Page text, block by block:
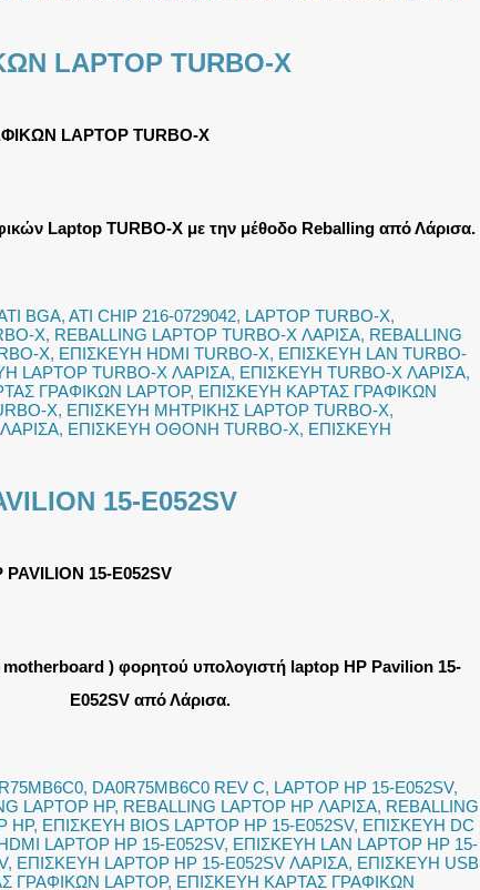
LAPTOP TURBO-X
LAPTOP TURBO-X
Laptop TURBO-X με την μέθοδο Reballing από Λάρισα.
BGA, ATI CHIP 216-0729042, LAPTOP TURBO-X,
X, REBALLING LAPTOP TURBO-X ΛΑΡΙΣΑ, REBALLING
X, ΕΠΙΣΚΕΥΗ HDMI TURBO-X, ΕΠΙΣΚΕΥΗ LAN TURBO-
LAPTOP TURBO-X ΛΑΡΙΣΑ, ΕΠΙΣΚΕΥΗ TURBO-X ΛΑΡΙΣΑ,
ΓΡΑΦΙΚΩΝ LAPTOP, ΕΠΙΣΚΕΥΗ ΚΑΡΤΑΣ ΓΡΑΦΙΚΩΝ
X, ΕΠΙΣΚΕΥΗ ΜΗΤΡΙΚΗΣ LAPTOP TURBO-X,
, ΕΠΙΣΚΕΥΗ ΟΘΟΝΗ TURBO-X, ΕΠΙΣΚΕΥΗ
15-E052SV
15-E052SV
motherboard ) φορητού υπολογιστή laptop HP Pavilion 15-
E052SV από Λάρισα.
, DA0R75MB6C0 REV C, LAPTOP HP 15-E052SV,
LAPTOP HP, REBALLING LAPTOP HP ΛΑΡΙΣΑ, REBALLING
HP, ΕΠΙΣΚΕΥΗ BIOS LAPTOP HP 15-E052SV, ΕΠΙΣΚΕΥΗ DC
LAPTOP HP 15-E052SV, ΕΠΙΣΚΕΥΗ LAN LAPTOP HP 15-
, ΕΠΙΣΚΕΥΗ LAPTOP HP 15-E052SV ΛΑΡΙΣΑ, ΕΠΙΣΚΕΥΗ USB
ΓΡΑΦΙΚΩΝ LAPTOP, ΕΠΙΣΚΕΥΗ ΚΑΡΤΑΣ ΓΡΑΦΙΚΩΝ